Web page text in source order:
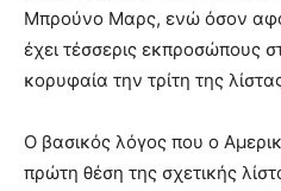
Μπρούνο Μαρς, ενώ όσον
έχει τέσσερις εκπροσώπους
κορυφαία την τρίτη της
Ο βασικός λόγος που ο
πρώτη θέση της σχετικής